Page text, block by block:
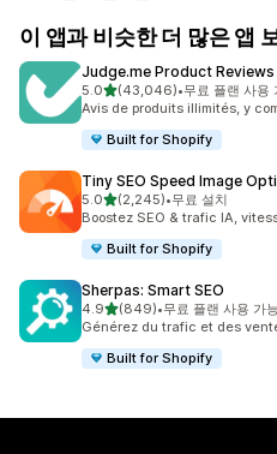
이 앱과 비슷한 더 많은 앱
Judge.me Product
5.0별 5개 중
(43,046)
총 리뷰 43046개
•무료 플랜 사용
Avis de produits illimités, y
Built for Shopify
Tiny SEO Speed Image
5.0별 5개 중
(2,245)
총 리뷰 2245개
•무료 설치
Boostez SEO & trafic IA,
Built for Shopify
Sherpas: Smart SEO
4.9별 5개 중
(849)
총 리뷰 849개
•무료 플랜 사용 가능
Générez du trafic et des
Built for Shopify